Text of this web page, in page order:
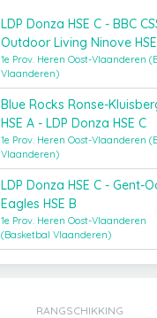
LDP Donza HSE C - BBC
Outdoor Living Ninove
1e Prov. Heren Oost-Vlaanderen
Vlaanderen)
Blue Rocks Ronse-
HSE A - LDP Donza HSE C
1e Prov. Heren Oost-Vlaanderen
Vlaanderen)
LDP Donza HSE C - Gent-
Eagles HSE B
1e Prov. Heren Oost-Vlaanderen
(Basketbal Vlaanderen)
RANGSCHIKKING